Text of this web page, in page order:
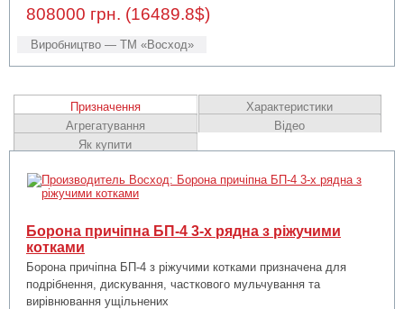
808000 грн. (16489.8$)
Виробництво — ТМ «Восход»
Призначення
Характеристики
Агрегатування
Відео
Як купити
Борона причіпна БП-4 3-х рядна з ріжучими
котками
Борона причіпна БП-4 з ріжучими котками призначена для
подрібнення, дискування, часткового мульчування та
вирівнювання ущільнених